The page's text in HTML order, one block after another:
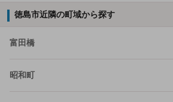
徳島市近隣の町域から探す
富田橋
昭和町